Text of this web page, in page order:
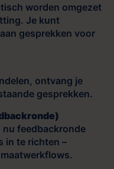
worden omgezet
Je kunt
gesprekken voor
ontvang je
gesprekken.
nu feedbackronde
in te richten –